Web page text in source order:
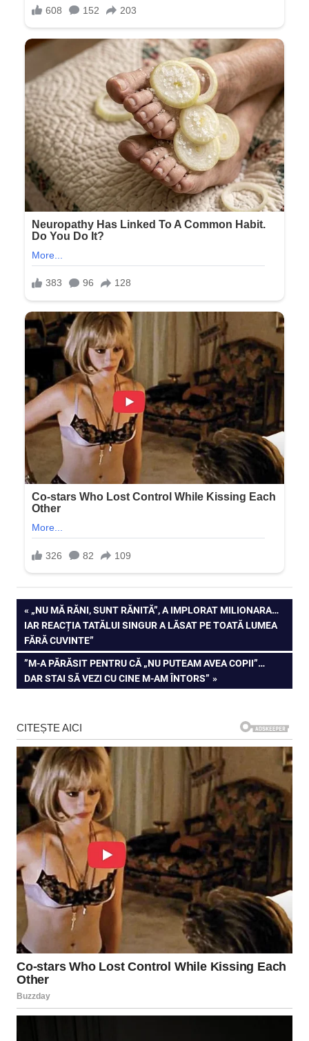
Navigare
în
articole
PREVIOUS
POST:
„NU MĂ RĂNI, SUNT RĂNITĂ”, A IMPLORAT MILIONARA…
IAR REACȚIA TATĂLUI SINGUR A LĂSAT PE TOATĂ LUMEA
FĂRĂ CUVINTE”
NEXT
POST:
”M-A PĂRĂSIT PENTRU CĂ „NU PUTEAM AVEA COPII”…
DAR STAI SĂ VEZI CU CINE M-AM ÎNTORS”